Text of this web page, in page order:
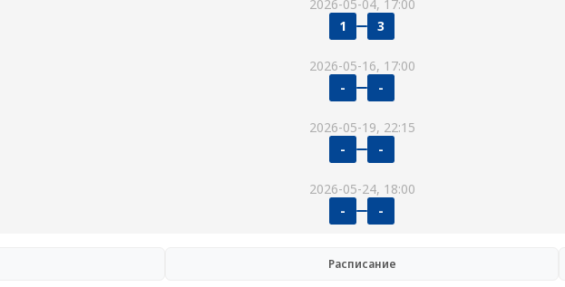
2026-05-04, 17:00
1 3
2026-05-16, 17:00
- -
2026-05-19, 22:15
- -
2026-05-24, 18:00
- -
Расписание